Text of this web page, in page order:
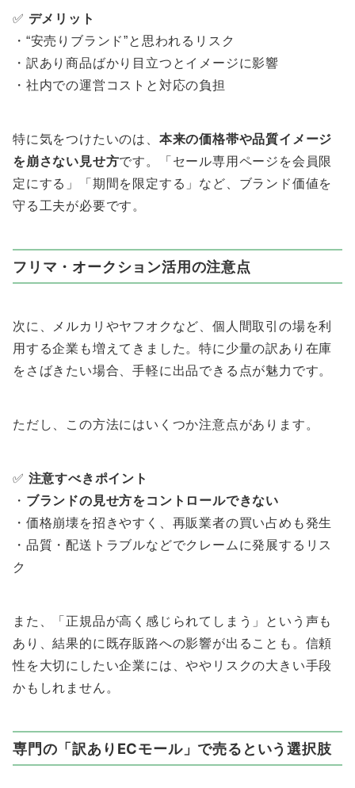
✅ デメリット
・“安売りブランド”と思われるリスク
・訳あり商品ばかり目立つとイメージに影響
・社内での運営コストと対応の負担
特に気をつけたいのは、 本来の価格帯や品質イメージ
を崩さない見せ方です。「セール専用ページを会員限
定にする」「期間を限定する」など、ブランド価値を
守る工夫が必要です。
フリマ・オークション活用の注意点
次に、メルカリやヤフオクなど、個人間取引の場を利
用する企業も増えてきました。特に少量の訳あり在庫
をさばきたい場合、手軽に出品できる点が魅力です。
ただし、この方法にはいくつか注意点があります。
✅ 注意すべきポイント
・ ブランドの見せ方をコントロールできない
・価格崩壊を招きやすく、再販業者の買い占めも発生
・品質・配送トラブルなどでクレームに発展するリス
ク
また、「正規品が高く感じられてしまう」という声も
あり、結果的に既存販路への影響が出ることも。信頼
性を大切にしたい企業には、ややリスクの大きい手段
かもしれません。
専門の「訳ありECモール」で売るという選択肢